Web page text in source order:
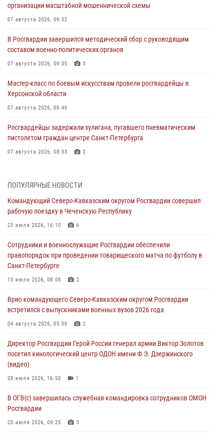
организации масштабной мошеннической схемы
07 августа 2026, 09:52
В Росгвардии завершился методический сбор с руководящим
составом военно-политических органов
07 августа 2026, 09:05 3
Мастер-класс по боевым искусствам провели росгвардейцы в
Херсонской области
07 августа 2026, 08:49
Росгвардейцы задержали хулигана, пугавшего пневматическим
пистолетом граждан центре Санкт-Петербурга
07 августа 2026, 08:33 2
проникнуть на охраняемый объект через крышу (видео)
Представители Росгвардии и руководство Свердловского
творческого союза журналистов обсудили вопросы взаимодействия
Для подразделений Росгвардии, принимающих участие в
специальной военной операции, переданы специальные
автомобили
При содействии СОБР Росгвардии в Иркутской области задержаны
подозреваемые в коммерческом подкупе (видео)
ПОПУЛЯРНЫЕ НОВОСТИ
Командующий Северо-Кавказским округом Росгвардии совершил
рабочую поездку в Чеченскую Республику
23 июля 2026, 16:10 6
Сотрудники и военнослужащие Росгвардии обеспечили
правопорядок при проведении товарищеского матча по футболу в
Санкт-Петербурге
13 июля 2026, 08:08 2
Врио командующего Северо-Кавказским округом Росгвардии
встретился с выпускниками военных вузов 2026 года
04 августа 2026, 05:00 2
Директор Росгвардии Герой России генерал армии Виктор Золотов
посетил кинологический центр ОДОН имени Ф.Э. Дзержинского
(видео)
28 июля 2026, 16:50 1
В ОГВ(с) завершилась служебная командировка сотрудников ОМОН
Росгвардии
20 июля 2026, 09:25 3